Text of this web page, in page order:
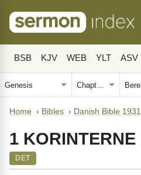
BSB KJV WEB YLT ASV
Home › Bibles › Danish Bible 1931
1 KORINTERNE
DET